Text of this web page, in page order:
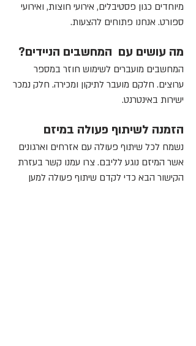
מיוחדים כגון פסטיבלים, אירועי חוצות, ואירועי
ספורט. אנחנו פתוחים להצעות.
מה עושים עם המחשבים הניידים?
המחשבים מועברים לשימוש חוזר במספר
ערוצים. חלקם מועבר לתיקון ומכירה. חלק נמכר
ישירות באינטרנט.
הזמנה לשיתוף פעולה במיזם
נשמח לכל שיתוף פעולה עם אזרחים וארגונים
אשר המיזם נוגע לליבם. צרו עמנו קשר בעזרת
הקישור הבא כדי לקדם שיתוף פעולה למען